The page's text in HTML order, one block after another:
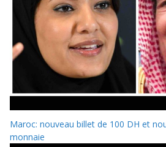
Maroc: nouveau billet de 100 DH et
monnaie